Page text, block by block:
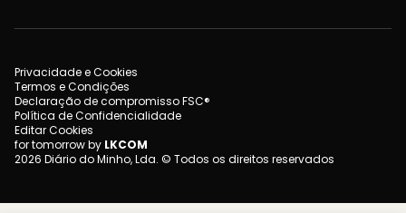
Privacidade e Cookies
Termos e Condições
Declaração de compromisso FSC®
Política de Confidencialidade
Editar Cookies
for tomorrow by LKCOM
2026 Diário do Minho, Lda. © Todos os direitos reservados